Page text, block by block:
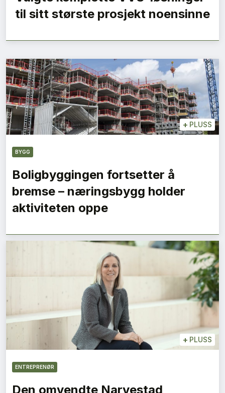
til sitt største prosjekt noensinne
+ PLUSS
BYGG
Boligbyggingen fortsetter å
bremse – næringsbygg holder
aktiviteten oppe
+ PLUSS
ENTREPRENØR
Den omvendte Narvestad